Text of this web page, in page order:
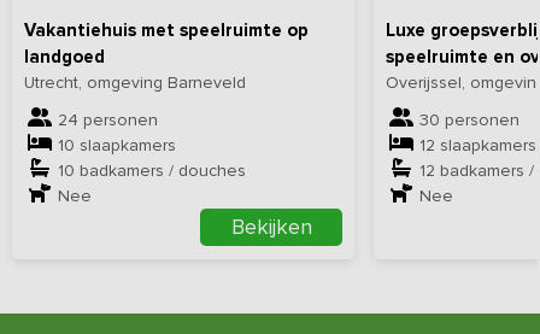
Vakantiehuis met speelruimte op
landgoed
Utrecht, omgeving Barneveld
24 personen
10 slaapkamers
10 badkamers / douches
Nee
Bekijken
Luxe
speelruimte en
Overijssel,
30 personen
12 slaapkamers
12 badkamers
Nee